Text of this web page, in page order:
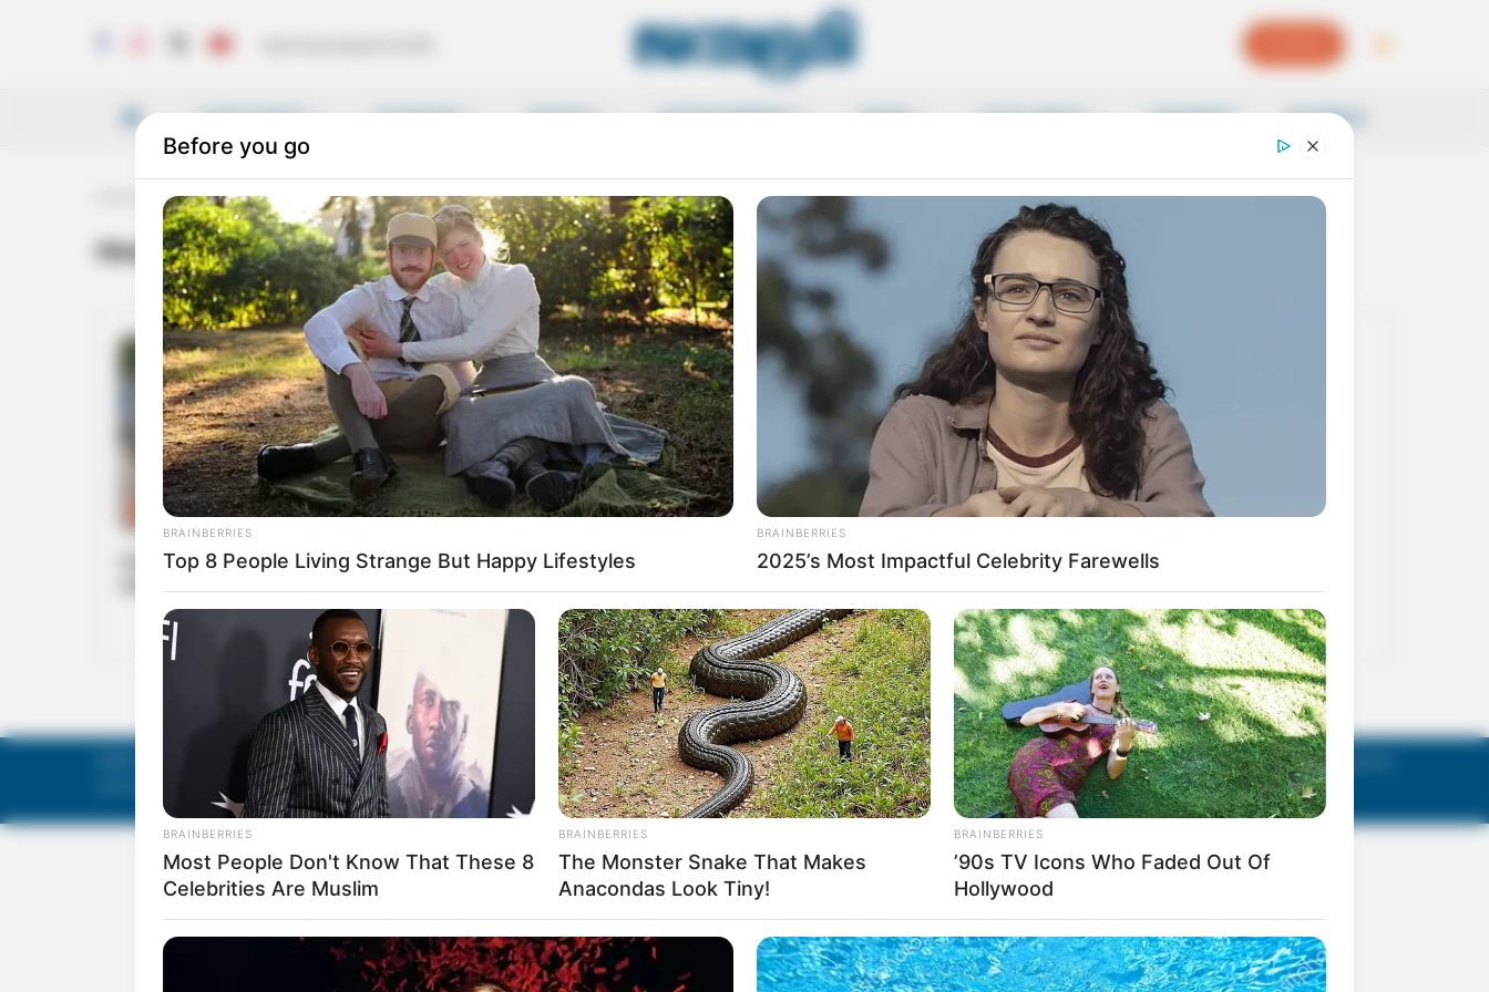
LATEST NEWS VICHARAM SPORTS ENTERTAINMENT MORE LOCAL NEWS SAMSKRITI BUSINESS
Heavy rains in Delhi
Heavy rains in Delhi
INDIA
ഡല്‍ഹിയില്‍ കനത്ത മഴ: മുന്നൂറോളം വിമാന
സര്‍വീസുകള്‍ വൈകി, പ്രളയ മുന്നറിയിപ്പ്
INDIA
ദല്‍ഹിയില്‍ കനത്ത മഴ: 10 മരണം;
കേദാര്‍നാഥില്‍ മേഘവിസ്‌ഫോടനം
About Us Contact Us Terms of Use Privacy Policy AGM Announcements
Mathruka Pracharanalayam Limited.
Ananthapuri Technologies.